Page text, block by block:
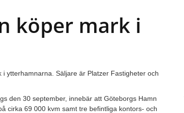
köper mark i
ytterhamnarna. Säljare är Platzer Fastigheter och
den 30 september, innebär att Göteborgs Hamn
cirka 69 000 kvm samt tre befintliga kontors- och